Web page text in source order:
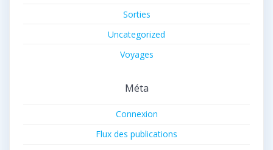
Sorties
Uncategorized
Voyages
Méta
Connexion
Flux des publications